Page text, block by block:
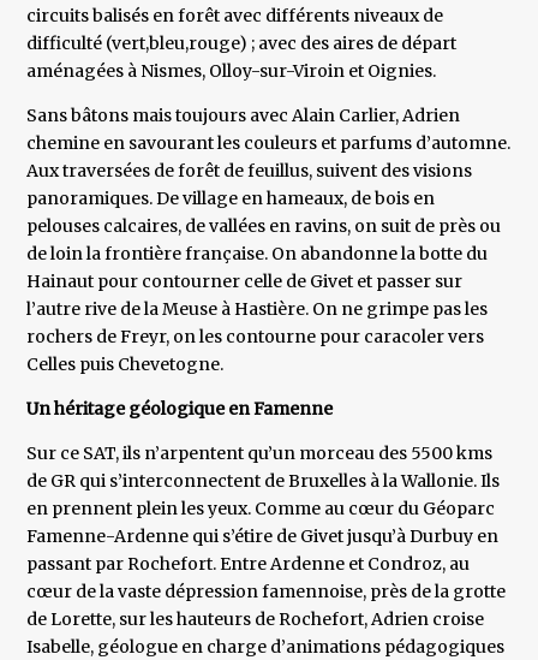
circuits balisés en forêt avec différents niveaux de
difficulté (vert,bleu,rouge) ; avec des aires de départ
aménagées à Nismes, Olloy-sur-Viroin et Oignies.
Sans bâtons mais toujours avec Alain Carlier, Adrien
chemine en savourant les couleurs et parfums d’automne.
Aux traversées de forêt de feuillus, suivent des visions
panoramiques. De village en hameaux, de bois en
pelouses calcaires, de vallées en ravins, on suit de près ou
de loin la frontière française. On abandonne la botte du
Hainaut pour contourner celle de Givet et passer sur
l’autre rive de la Meuse à Hastière. On ne grimpe pas les
rochers de Freyr, on les contourne pour caracoler vers
Celles puis Chevetogne.
Un héritage géologique en Famenne
Sur ce SAT, ils n’arpentent qu’un morceau des 5500 kms
de GR qui s’interconnectent de Bruxelles à la Wallonie. Ils
en prennent plein les yeux. Comme au cœur du Géoparc
Famenne-Ardenne qui s’étire de Givet jusqu’à Durbuy en
passant par Rochefort. Entre Ardenne et Condroz, au
cœur de la vaste dépression famennoise, près de la grotte
de Lorette, sur les hauteurs de Rochefort, Adrien croise
Isabelle, géologue en charge d’animations pédagogiques